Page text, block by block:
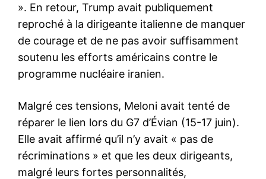
». En retour, Trump avait publiquement
reproché à la dirigeante italienne de manquer
de courage et de ne pas avoir suffisamment
soutenu les efforts américains contre le
programme nucléaire iranien.
Malgré ces tensions, Meloni avait tenté de
réparer le lien lors du G7 d’Évian (15-17 juin).
Elle avait affirmé qu’il n’y avait « pas de
récriminations » et que les deux dirigeants,
malgré leurs fortes personnalités,